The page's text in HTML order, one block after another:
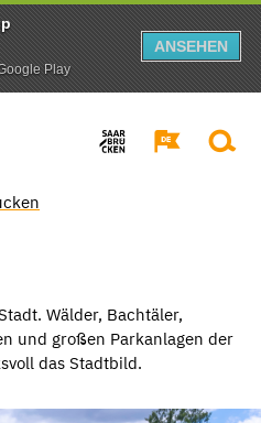
Play
ANSEHEN
Wälder, Bachtäler,
und großen Parkanlagen der
das Stadtbild.